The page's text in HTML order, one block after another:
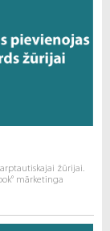
žūrijai.
mārketinga